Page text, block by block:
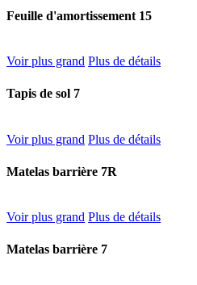
Feuille d'amortissement 15
Voir plus grand Plus de détails
Tapis de sol 7
Voir plus grand Plus de détails
Matelas barrière 7R
Voir plus grand Plus de détails
Matelas barrière 7